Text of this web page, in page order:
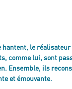
le
comme lui, sont
Ensemble, ils
et émouvante.